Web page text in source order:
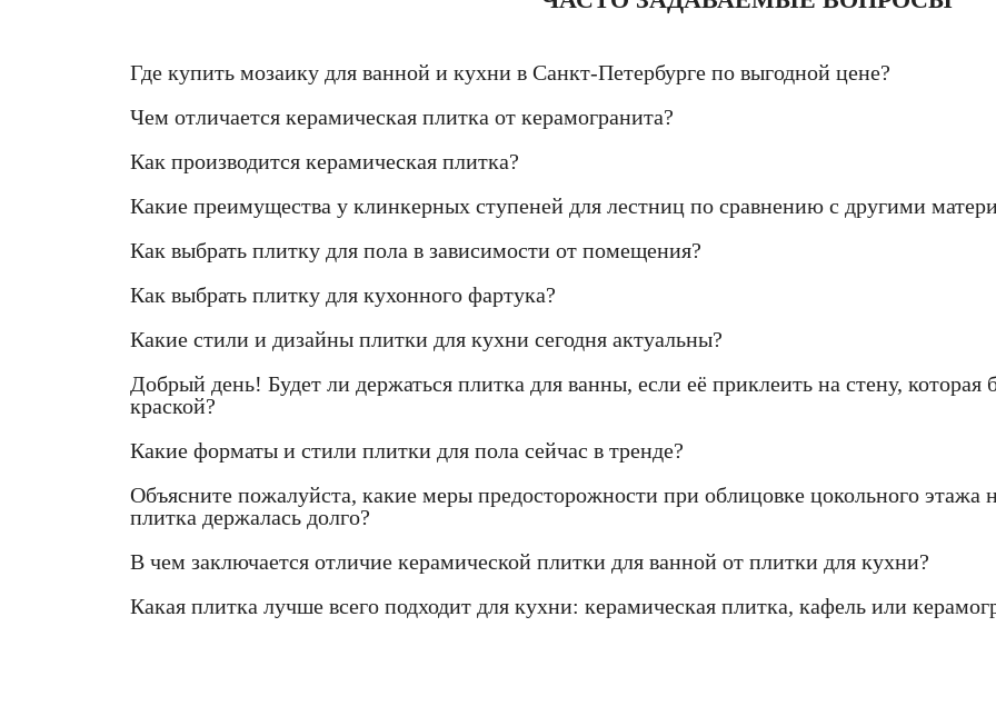
Где купить мозаику для ванной и кухни в Санкт-Петербурге по выгодной цене?
Чем отличается керамическая плитка от керамогранита?
Как производится керамическая плитка?
Какие преимущества у клинкерных ступеней для лестниц по сравнению с другими
Как выбрать плитку для пола в зависимости от помещения?
Как выбрать плитку для кухонного фартука?
Какие стили и дизайны плитки для кухни сегодня актуальны?
Добрый день! Будет ли держаться плитка для ванны, если её приклеить на стену,
краской?
Какие форматы и стили плитки для пола сейчас в тренде?
Объясните пожалуйста, какие меры предосторожности при облицовке цокольного этажа
плитка держалась долго?
В чем заключается отличие керамической плитки для ванной от плитки для кухни?
Какая плитка лучше всего подходит для кухни: керамическая плитка, кафель или